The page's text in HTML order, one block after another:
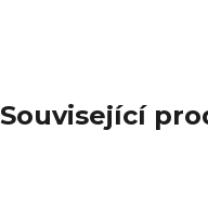
Související